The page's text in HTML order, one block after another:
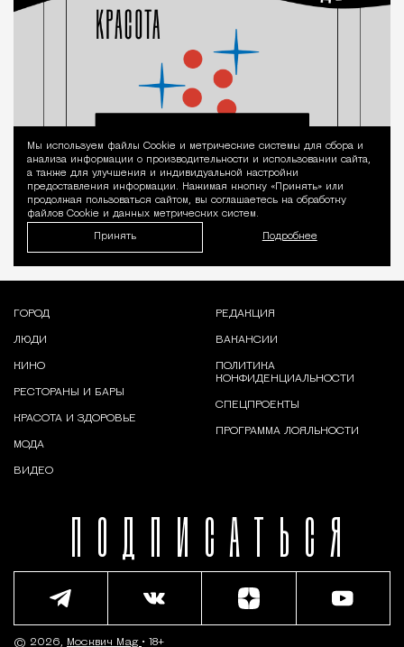
Уведомление
Мы используем файлы Сookie и метрические системы для сбора и
анализа информации о производительности и использовании сайта,
а также для улучшения и индивидуальной настройки
предоставления информации. Нажимая кнопку «Принять» или
продолжая пользоваться сайтом, вы соглашаетесь на обработку
файлов Cookie и данных метрических систем.
Принять Подробнее
ПОДПИСАТЬСЯ
ГОРОД
ЛЮДИ
КИНО
РЕСТОРАНЫ И БАРЫ
КРАСОТА И ЗДОРОВЬЕ
МОДА
ВИДЕО
РЕДАКЦИЯ
ВАКАНСИИ
ПОЛИТИКА
КОНФИДЕНЦИАЛЬНОСТИ
СПЕЦПРОЕКТЫ
ПРОГРАММА ЛОЯЛЬНОСТИ
© 2026, Москвич Mag • 18+